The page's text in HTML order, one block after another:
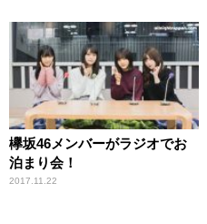
欅坂46メンバーがラジオでお
泊まり会！
2017.11.22